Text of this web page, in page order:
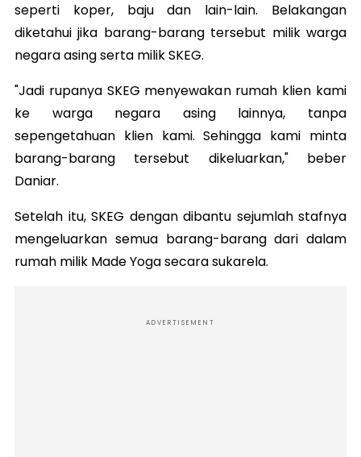
seperti koper, baju dan lain-lain. Belakangan
diketahui jika barang-barang tersebut milik warga
negara asing serta milik SKEG.
"Jadi rupanya SKEG menyewakan rumah klien kami
ke warga negara asing lainnya, tanpa
sepengetahuan klien kami. Sehingga kami minta
barang-barang tersebut dikeluarkan," beber
Daniar.
Setelah itu, SKEG dengan dibantu sejumlah stafnya
mengeluarkan semua barang-barang dari dalam
rumah milik Made Yoga secara sukarela.
ADVERTISEMENT